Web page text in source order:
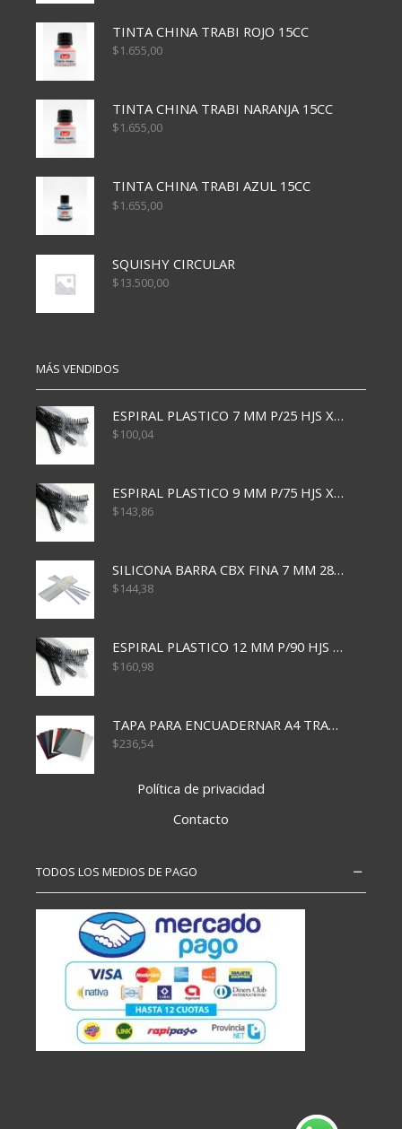
TINTA CHINA TRABI ROJO 15CC
$1.655,00
TINTA CHINA TRABI NARANJA 15CC
$1.655,00
TINTA CHINA TRABI AZUL 15CC
$1.655,00
SQUISHY CIRCULAR
$13.500,00
MÁS VENDIDOS
ESPIRAL PLASTICO 7 MM P/25 HJS X50x3000
$100,04
ESPIRAL PLASTICO 9 MM P/75 HJS X50X2400
$143,86
SILICONA BARRA CBX FINA 7 MM 28 CM
$144,38
ESPIRAL PLASTICO 12 MM P/90 HJS X50X1500
$160,98
TAPA PARA ENCUADERNAR A4 TRANSP x50x500
$236,54
Política de privacidad
Contacto
TODOS LOS MEDIOS DE PAGO